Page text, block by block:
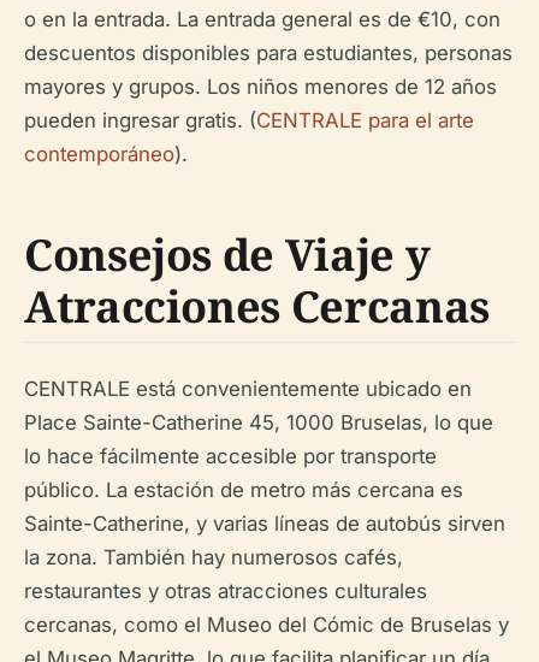
o en la entrada. La entrada general es de €10, con
descuentos disponibles para estudiantes, personas
mayores y grupos. Los niños menores de 12 años
pueden ingresar gratis. (CENTRALE para el arte
contemporáneo).
Consejos de Viaje y
Atracciones Cercanas
CENTRALE está convenientemente ubicado en
Place Sainte-Catherine 45, 1000 Bruselas, lo que
lo hace fácilmente accesible por transporte
público. La estación de metro más cercana es
Sainte-Catherine, y varias líneas de autobús sirven
la zona. También hay numerosos cafés,
restaurantes y otras atracciones culturales
cercanas, como el Museo del Cómic de Bruselas y